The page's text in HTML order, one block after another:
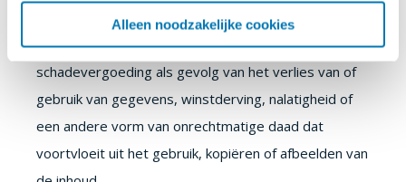
Alleen noodzakelijke cookies
van onze website. Dat betekent dat Autotrust niet
aansprakelijk is voor enige vorm van
schadevergoeding als gevolg van het verlies van of
gebruik van gegevens, winstderving, nalatigheid of
een andere vorm van onrechtmatige daad dat
voortvloeit uit het gebruik, kopiëren of afbeelden van